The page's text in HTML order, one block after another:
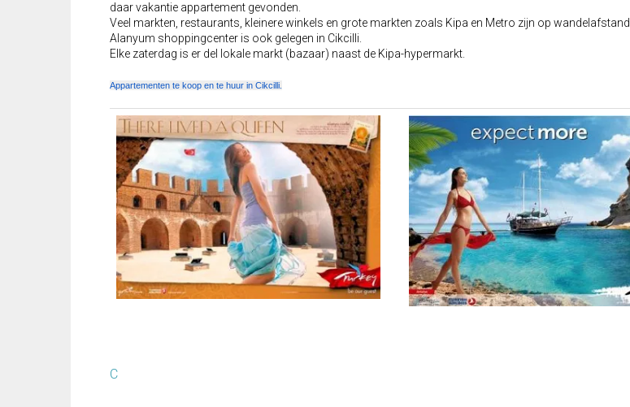
daar vakantie appartement gevonden.
Veel markten, restaurants, kleinere winkels en grote markten zoals Kipa en Metro zijn op wandelafstand.
Alanyum shoppingcenter is ook gelegen in Cikcilli.
Elke zaterdag is er del lokale markt (bazaar) naast de Kipa-hypermarkt.
Appartementen te koop en te huur in Cikcilli.
C